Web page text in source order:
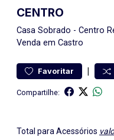
CENTRO
Casa Sobrado - Centro
Venda em Castro
Favoritar |
Compartilhe:
Total para Acessórios